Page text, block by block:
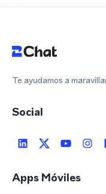
Te ayudamos a
Social
Apps Móviles